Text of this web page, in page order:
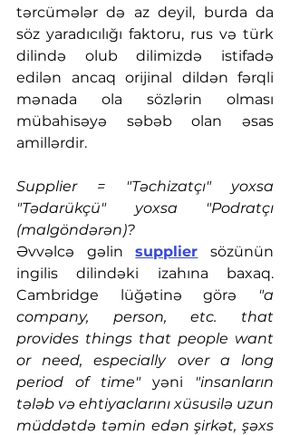
tərcümələr də az deyil, burda da
söz yaradıcılığı faktoru, rus və türk
dilində olub dilimizdə istifadə
edilən ancaq orijinal dildən fərqli
mənada ola sözlərin olması
mübahisəyə səbəb olan əsas
amillərdir.
Supplier = "Təchizatçı" yoxsa
"Tədarükçü" yoxsa "Podratçı
(malgöndərən)?
Əvvəlcə gəlin supplier sözünün
ingilis dilindəki izahına baxaq.
Cambridge lüğətinə görə "a
company, person, etc. that
provides things that people want
or need, especially over a long
period of time" yəni "insanların
tələb və ehtiyaclarını xüsusilə uzun
müddətdə təmin edən şirkət, şəxs